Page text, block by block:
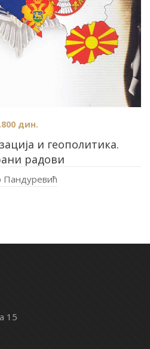
и геополитика.
радови
дин.
Пандуревић
15